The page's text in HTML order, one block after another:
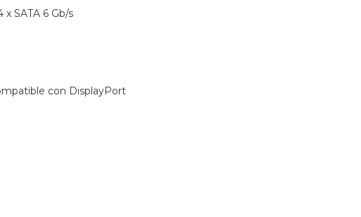
SATA 6 Gb/s
con DisplayPort